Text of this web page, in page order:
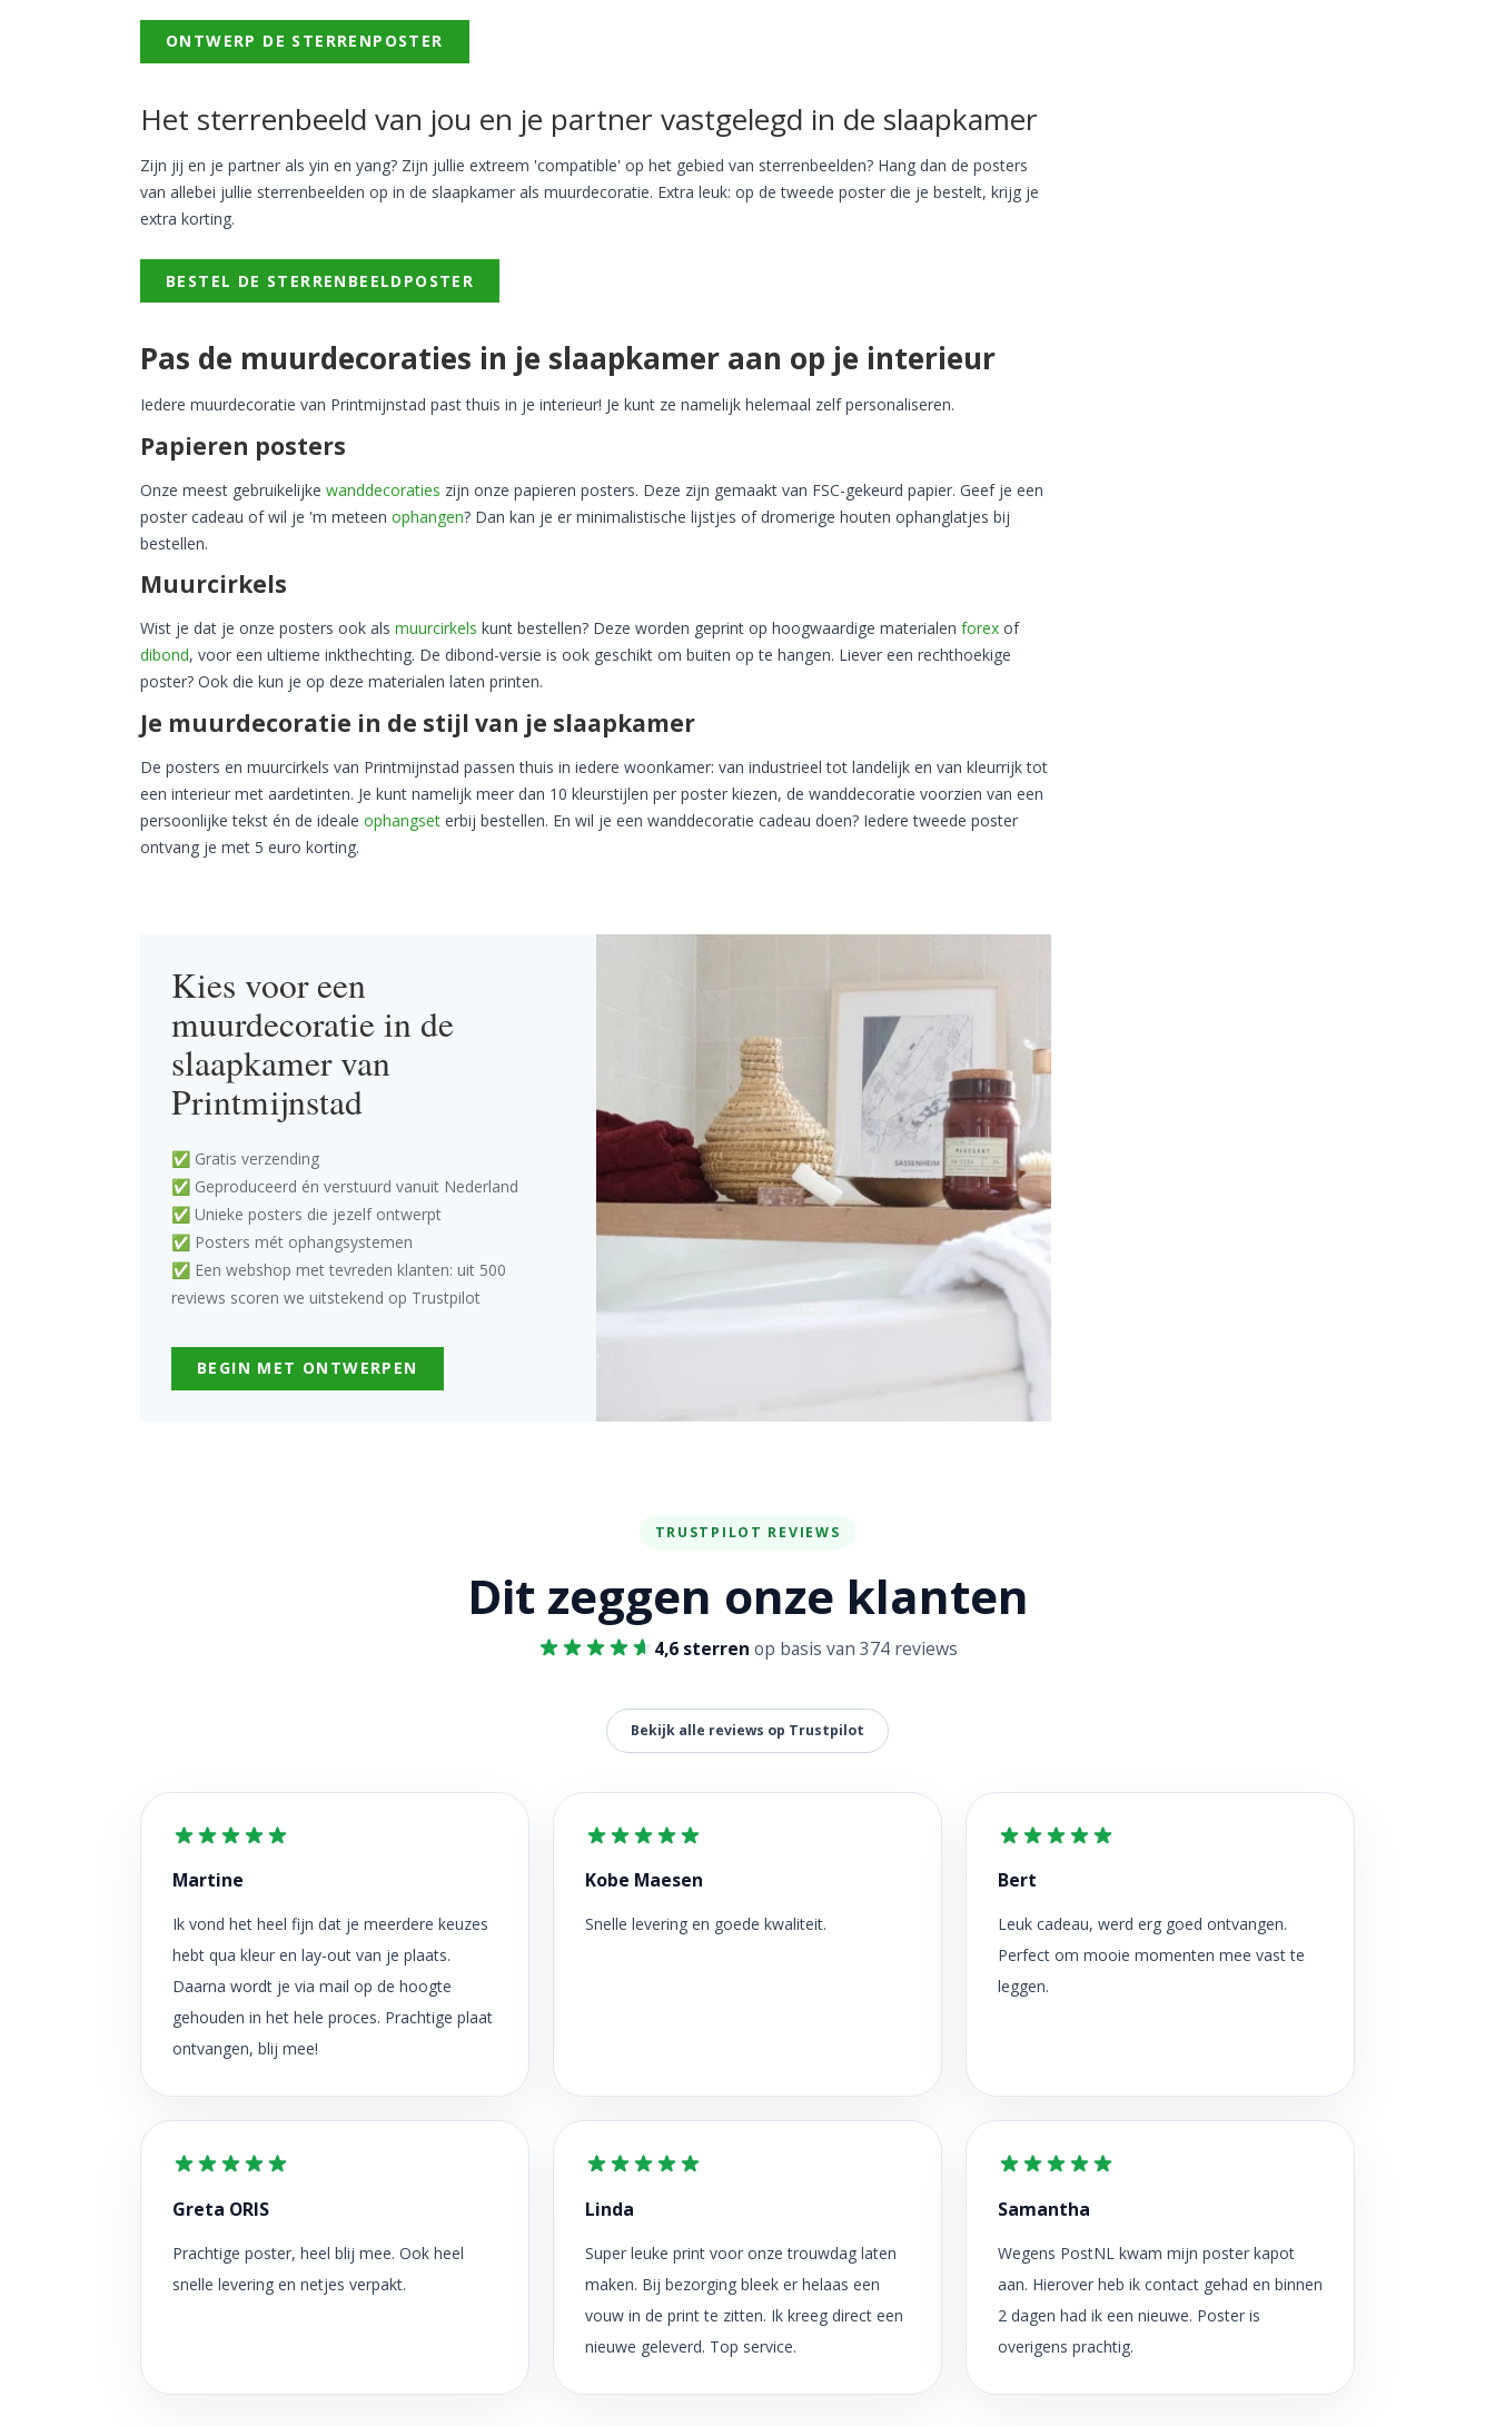
ONTWERP DE STERRENPOSTER
Het sterrenbeeld van jou en je partner vastgelegd in de slaapkamer
Zijn jij en je partner als yin en yang? Zijn jullie extreem 'compatible' op het gebied van sterrenbeelden? Hang dan de posters
van allebei jullie sterrenbeelden op in de slaapkamer als muurdecoratie. Extra leuk: op de tweede poster die je bestelt, krijg je
extra korting.
BESTEL DE STERRENBEELDPOSTER
Pas de muurdecoraties in je slaapkamer aan op je interieur
Iedere muurdecoratie van Printmijnstad past thuis in je interieur! Je kunt ze namelijk helemaal zelf personaliseren.
Papieren posters
Onze meest gebruikelijke wanddecoraties zijn onze papieren posters. Deze zijn gemaakt van FSC-gekeurd papier. Geef je een
poster cadeau of wil je 'm meteen ophangen? Dan kan je er minimalistische lijstjes of dromerige houten ophanglatjes bij
bestellen.
Muurcirkels
Wist je dat je onze posters ook als muurcirkels kunt bestellen? Deze worden geprint op hoogwaardige materialen forex of
dibond, voor een ultieme inkthechting. De dibond-versie is ook geschikt om buiten op te hangen. Liever een rechthoekige
poster? Ook die kun je op deze materialen laten printen.
Je muurdecoratie in de stijl van je slaapkamer
De posters en muurcirkels van Printmijnstad passen thuis in iedere woonkamer: van industrieel tot landelijk en van kleurrijk tot
een interieur met aardetinten. Je kunt namelijk meer dan 10 kleurstijlen per poster kiezen, de wanddecoratie voorzien van een
persoonlijke tekst én de ideale ophangset erbij bestellen. En wil je een wanddecoratie cadeau doen? Iedere tweede poster
ontvang je met 5 euro korting.
Kies voor een
muurdecoratie in de
slaapkamer van
Printmijnstad
✅ Gratis verzending
✅ Geproduceerd én verstuurd vanuit Nederland
✅ Unieke posters die jezelf ontwerpt
✅ Posters mét ophangsystemen
✅ Een webshop met tevreden klanten: uit 500
reviews scoren we uitstekend op Trustpilot
BEGIN MET ONTWERPEN
TRUSTPILOT REVIEWS
Dit zeggen onze klanten
4,6 sterren op basis van 374 reviews
Bekijk alle reviews op Trustpilot
Martine
Ik vond het heel fijn dat je meerdere keuzes
hebt qua kleur en lay-out van je plaats.
Daarna wordt je via mail op de hoogte
gehouden in het hele proces. Prachtige plaat
ontvangen, blij mee!
Kobe Maesen
Snelle levering en goede kwaliteit.
Bert
Leuk cadeau, werd erg goed ontvangen.
Perfect om mooie momenten mee vast te
leggen.
Greta ORIS
Prachtige poster, heel blij mee. Ook heel
snelle levering en netjes verpakt.
Linda
Super leuke print voor onze trouwdag laten
maken. Bij bezorging bleek er helaas een
vouw in de print te zitten. Ik kreeg direct een
nieuwe geleverd. Top service.
Samantha
Wegens PostNL kwam mijn poster kapot
aan. Hierover heb ik contact gehad en binnen
2 dagen had ik een nieuwe. Poster is
overigens prachtig.